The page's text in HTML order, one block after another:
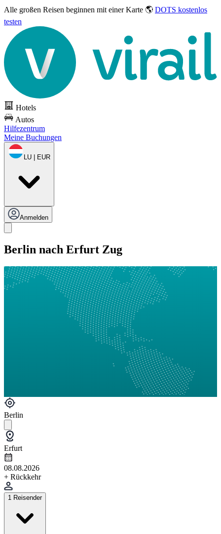
Alle großen Reisen beginnen mit einer Karte 🌎 DOTS kostenlos
testen
Hotels
Autos
Hilfezentrum
Meine Buchungen
LU | EUR
Anmelden
Berlin nach Erfurt Zug
Berlin
Erfurt
08.08.2026
+ Rückkehr
1 Reisender